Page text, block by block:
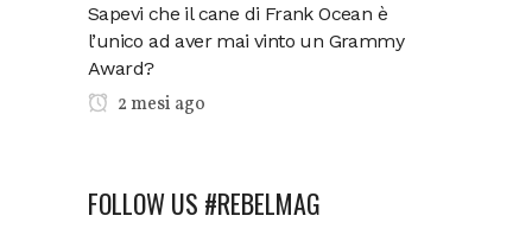
Sapevi che il cane di Frank Ocean è
l’unico ad aver mai vinto un Grammy
Award?
2 mesi ago
FOLLOW US #REBELMAG